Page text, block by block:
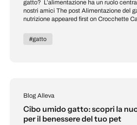
gatto? L’alimentazione ha un ruolo
nostri amici The post Alimentazione del
nutrizione appeared first on Crocchette
#gatto
Blog Alleva
Cibo umido gatto: scopri la
per il benessere del tuo pet